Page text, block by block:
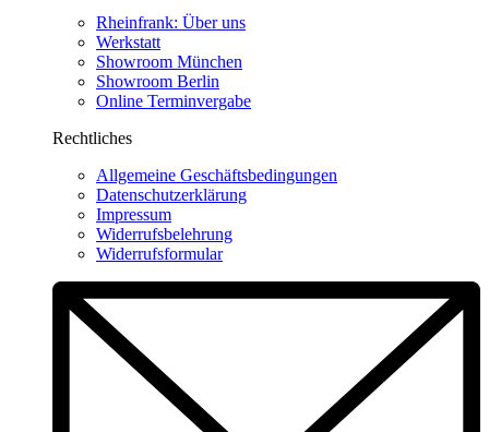
Rheinfrank: Über uns
Werkstatt
Showroom München
Showroom Berlin
Online Terminvergabe
Rechtliches
Allgemeine Geschäftsbedingungen
Datenschutzerklärung
Impressum
Widerrufsbelehrung
Widerrufsformular